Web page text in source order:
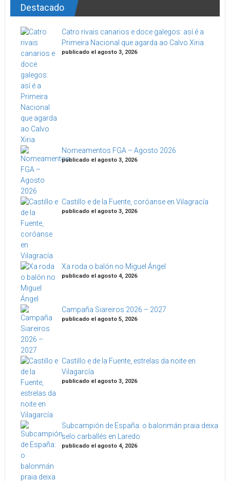
Destacado
Catro rivais canarios e doce galegos: así é a
Primeira Nacional que agarda ao Calvo Xiria
publicado el agosto 3, 2026
Nomeamentos FGA – Agosto 2026
publicado el agosto 3, 2026
Castillo e de la Fuente, coróanse en Vilagracía
publicado el agosto 3, 2026
Xa roda o balón no Miguel Ángel
publicado el agosto 4, 2026
Campaña Siareiros 2026 – 2027
publicado el agosto 5, 2026
Castillo e de la Fuente, estrelas da noite en
Vilagarcía
publicado el agosto 3, 2026
Subcampión de España: o balonmán praia deixa
selo carballés en Laredo
publicado el agosto 4, 2026